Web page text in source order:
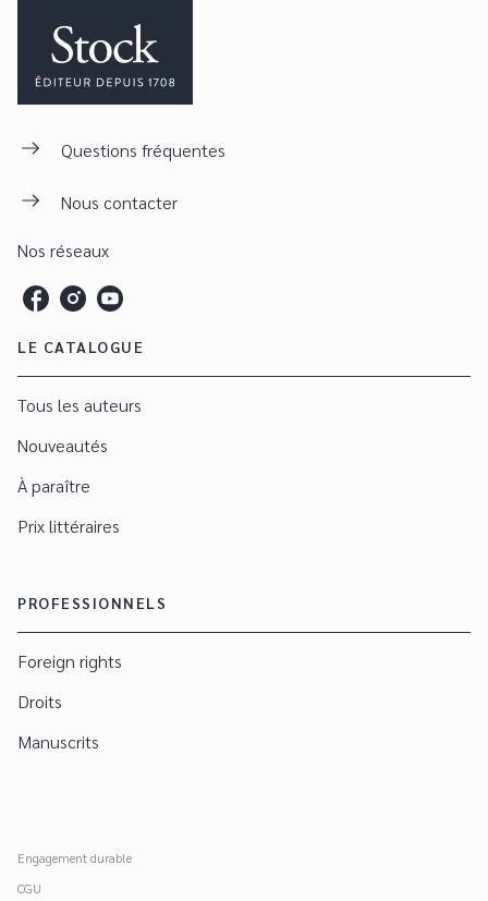
Questions fréquentes
Nous contacter
Nos réseaux
LE CATALOGUE
Tous les auteurs
Nouveautés
À paraître
Prix littéraires
PROFESSIONNELS
Foreign rights
Droits
Manuscrits
Engagement durable
CGU